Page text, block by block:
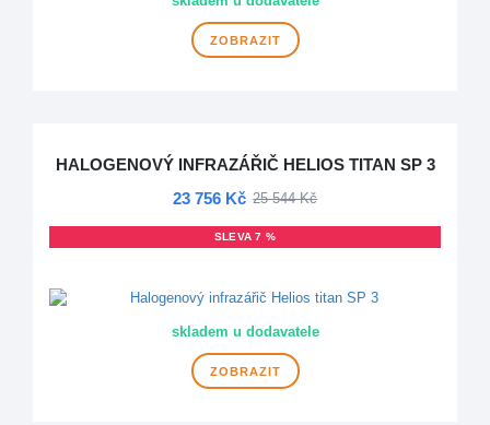
ZOBRAZIT
HALOGENOVÝ INFRAZÁŘIČ HELIOS TITAN SP 3
23 756 Kč 25 544 Kč
SLEVA 7 %
skladem u dodavatele
ZOBRAZIT